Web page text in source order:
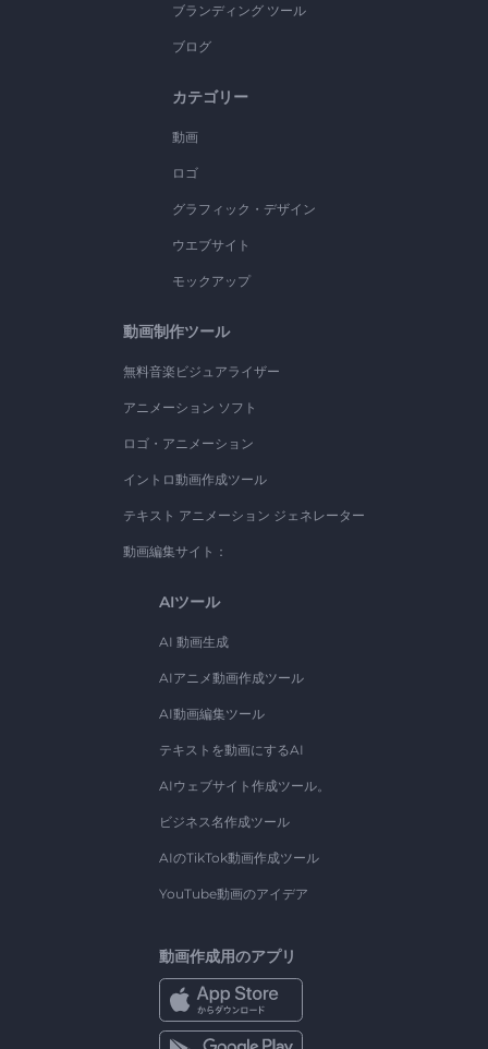
ブランディング ツール
ブログ
カテゴリー
動画
ロゴ
グラフィック・デザイン
ウエブサイト
モックアップ
動画制作ツール
無料音楽ビジュアライザー
アニメーション ソフト
ロゴ・アニメーション
イントロ動画作成ツール
テキスト アニメーション ジェネレーター
動画編集サイト：
AIツール
AI 動画生成
AIアニメ動画作成ツール
AI動画編集ツール
テキストを動画にするAI
AIウェブサイト作成ツール。
ビジネス名作成ツール
AIのTikTok動画作成ツール
YouTube動画のアイデア
動画作成用のアプリ